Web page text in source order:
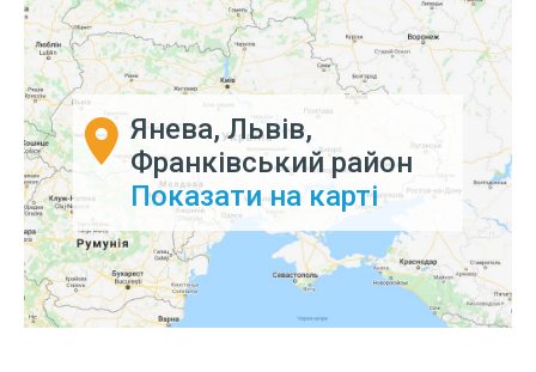
Янева, Львів,
Франківський район
Показати на карті